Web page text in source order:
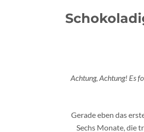
Achtung, Achtung! Es
Gerade eben das
Sechs Monate, die